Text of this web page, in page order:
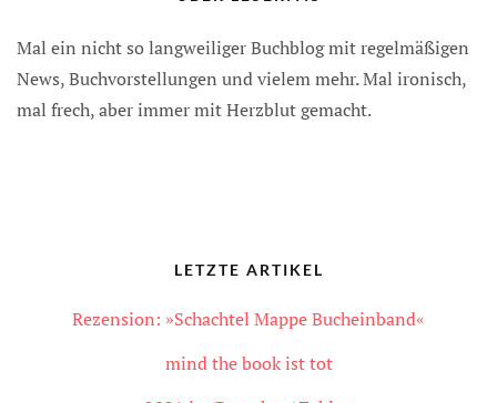
Mal ein nicht so langweiliger Buchblog mit regelmäßigen
News, Buchvorstellungen und vielem mehr. Mal ironisch,
mal frech, aber immer mit Herzblut gemacht.
LETZTE ARTIKEL
Rezension: »Schachtel Mappe Bucheinband«
mind the book ist tot